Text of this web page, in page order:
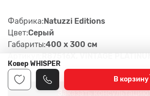
Фабрика:Natuzzi Editions
Цвет:Серый
Габариты:400 x 300 см
Артикул:
R87516X, VINTAGE PLATINUM
Заказать консультацию
Ковер WHISPER
В корзину